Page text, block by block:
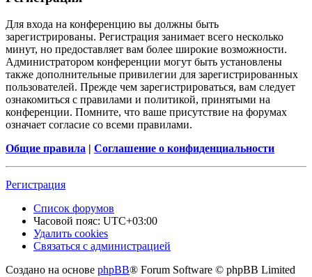
Для входа на конференцию вы должны быть
зарегистрированы. Регистрация занимает всего несколько
минут, но предоставляет вам более широкие возможности.
Администратором конференции могут быть установлены
также дополнительные привилегии для зарегистрированных
пользователей. Прежде чем зарегистрироваться, вам следует
ознакомиться с правилами и политикой, принятыми на
конференции. Помните, что ваше присутствие на форумах
означает согласие со всеми правилами.
Общие правила | Соглашение о конфиденциальности
Регистрация
Список форумов
Часовой пояс: UTC+03:00
Удалить cookies
Связаться с администрацией
Создано на основе phpBB® Forum Software © phpBB Limited